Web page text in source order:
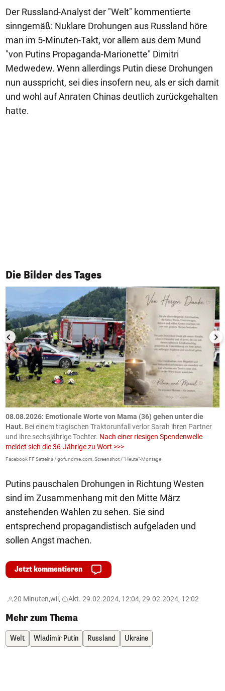
Der Russland-Analyst der "Welt" kommentierte
sinngemäß: Nuklare Drohungen aus Russland höre
man im 5-Minuten-Takt, vor allem aus dem Mund
"von Putins Propaganda-Marionette" Dimitri
Medwedew. Wenn allerdings Putin diese Drohungen
nun ausspricht, sei dies insofern neu, als er sich damit
und wohl auf Anraten Chinas deutlich zurückgehalten
hatte.
Die Bilder des Tages
1/50
08.08.2026: Emotionale Worte von Mama (36) gehen unter die
Haut. Bei einem tragischen Traktorunfall verlor Sarah ihren Partner
und ihre sechsjährige Tochter. Nach einer riesigen Spendenwelle
meldet sich die 36-Jährige zu Wort >>>
Facebook FF Satteins / gofundme.com, Screenshot / "Heute"-Montage
Putins pauschalen Drohungen in Richtung Westen
sind im Zusammenhang mit den Mitte März
anstehenden Wahlen zu sehen. Sie sind
entsprechend propagandistisch aufgeladen und
sollen Angst machen.
Jetzt kommentieren
20 Minuten,wil, Akt. 29.02.2024, 12:04, 29.02.2024, 12:02
Mehr zum Thema
Welt Wladimir Putin Russland Ukraine